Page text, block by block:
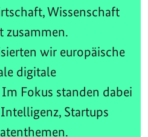
Wissenschaft
zusammen.
wir europäische
digitale
Fokus standen dabei
Startups